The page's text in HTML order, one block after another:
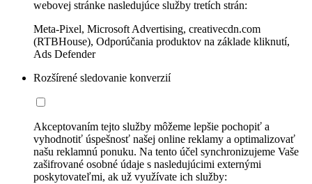
webovej stránke nasledujúce služby tretích strán:
Meta-Pixel, Microsoft Advertising, creativecdn.com
(RTBHouse), Odporúčania produktov na základe kliknutí,
Ads Defender
Rozšírené sledovanie konverzií
Akceptovaním tejto služby môžeme lepšie pochopiť a
vyhodnotiť úspešnosť našej online reklamy a optimalizovať
našu reklamnú ponuku. Na tento účel synchronizujeme Vaše
zašifrované osobné údaje s nasledujúcimi externými
poskytovateľmi, ak už využívate ich služby: